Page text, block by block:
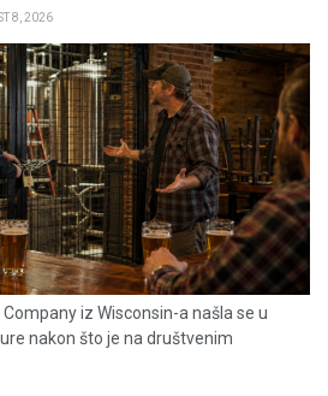
8, 2026
iz Wisconsin-a našla se u
nakon što je na društvenim